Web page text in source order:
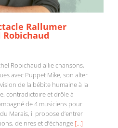
Rallumer
Robichaud allie chansons,
avec Puppet Mike, son alter
de la bébite humaine à la
contradictoire et drôle à
de 4 musiciens pour
Marais, il propose d’entrer
de rires et d’échange [...]
l’effort de Michel